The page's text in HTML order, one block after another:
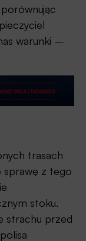
warunki –
trasach
sprawę z tego
stoku.
strachu przed